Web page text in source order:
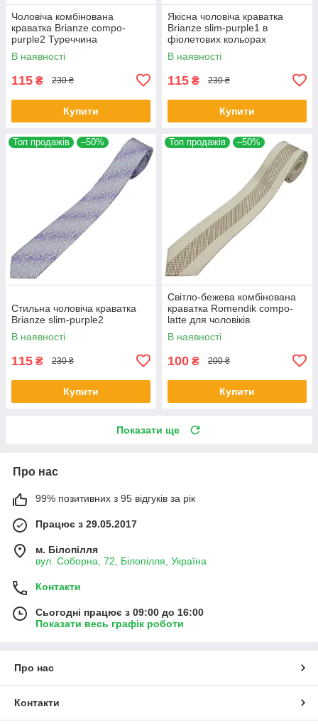
Чоловіча комбінована
краватка Brianze compo-
purple2 Туреччина
В наявності
115 ₴ 230 ₴
Купити
Якісна чоловіча краватка
Brianze slim-purple1 в
фіолетових кольорах
В наявності
115 ₴ 230 ₴
Купити
Топ продажів –50%
Стильна чоловіча краватка
Brianze slim-purple2
В наявності
115 ₴ 230 ₴
Купити
Топ продажів –50%
Світло-бежева комбінована
краватка Romendik compo-
latte для чоловіків
В наявності
100 ₴ 200 ₴
Купити
Показати ще
Про нас
99% позитивних з 95 відгуків за рік
Працює з 29.05.2017
м. Білопілля
вул. Соборна, 72, Білопілля, Україна
Контакти
Сьогодні працює з 09:00 до 16:00
Показати весь графік роботи
Про нас
Контакти